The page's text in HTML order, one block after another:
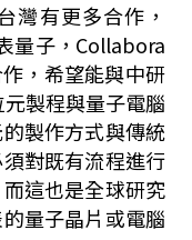
灣有更多合作，
量子，Collabora
，希望能與中研
製程與量子電腦
製作方式與傳統
對既有流程進行
這也是全球研究
量子晶片或電腦